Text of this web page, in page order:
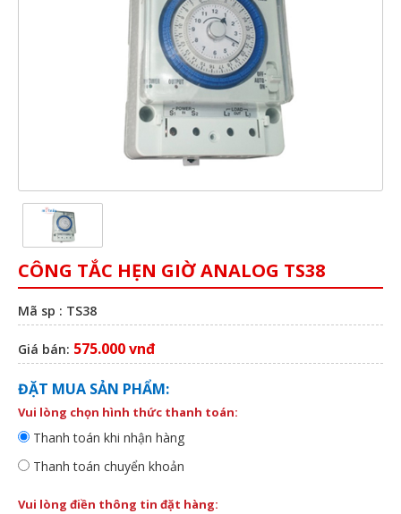
CÔNG TẮC HẸN GIỜ ANALOG TS38
Mã sp : TS38
Giá bán: 575.000 vnđ
ĐẶT MUA SẢN PHẨM:
Vui lòng chọn hình thức thanh toán:
Thanh toán khi nhận hàng
Thanh toán chuyển khoản
Vui lòng điền thông tin đặt hàng: